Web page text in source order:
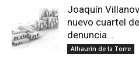
Joaquín
nuevo cuartel
denuncia...
Alhaurín de la Torre